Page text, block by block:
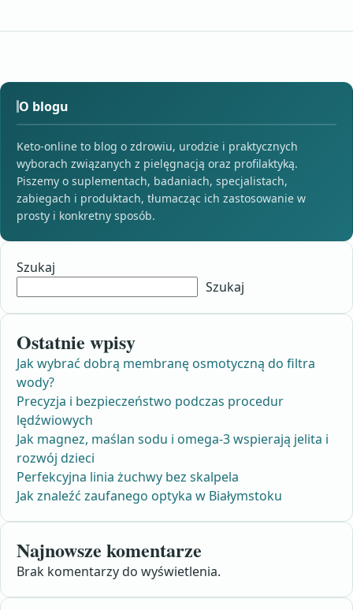
O blogu
Keto-online to blog o zdrowiu, urodzie i praktycznych
wyborach związanych z pielęgnacją oraz profilaktyką.
Piszemy o suplementach, badaniach, specjalistach,
zabiegach i produktach, tłumacząc ich zastosowanie w
prosty i konkretny sposób.
Szukaj
Szukaj
Ostatnie wpisy
Jak wybrać dobrą membranę osmotyczną do filtra
wody?
Precyzja i bezpieczeństwo podczas procedur
lędźwiowych
Jak magnez, maślan sodu i omega-3 wspierają jelita i
rozwój dzieci
Perfekcyjna linia żuchwy bez skalpela
Jak znaleźć zaufanego optyka w Białymstoku
Najnowsze komentarze
Brak komentarzy do wyświetlenia.